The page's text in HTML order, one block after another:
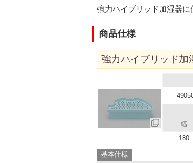
強力ハイブリッド加湿器に
商品仕様
強力ハイブリッド加
幅
180
基本仕様